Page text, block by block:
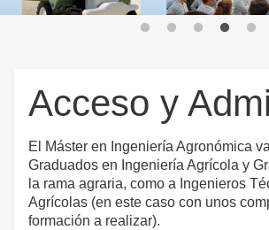
Acceso y
El Máster en Ingeniería Agronómica
Graduados en Ingeniería Agrícola y
la rama agraria, como a Ingenieros
Agrícolas (en este caso con unos
formación a realizar).